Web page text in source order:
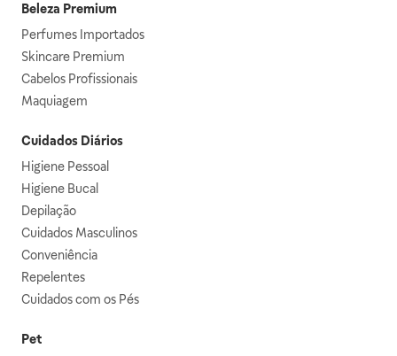
Beleza Premium
Perfumes Importados
Skincare Premium
Cabelos Profissionais
Maquiagem
Cuidados Diários
Higiene Pessoal
Higiene Bucal
Depilação
Cuidados Masculinos
Conveniência
Repelentes
Cuidados com os Pés
Pet